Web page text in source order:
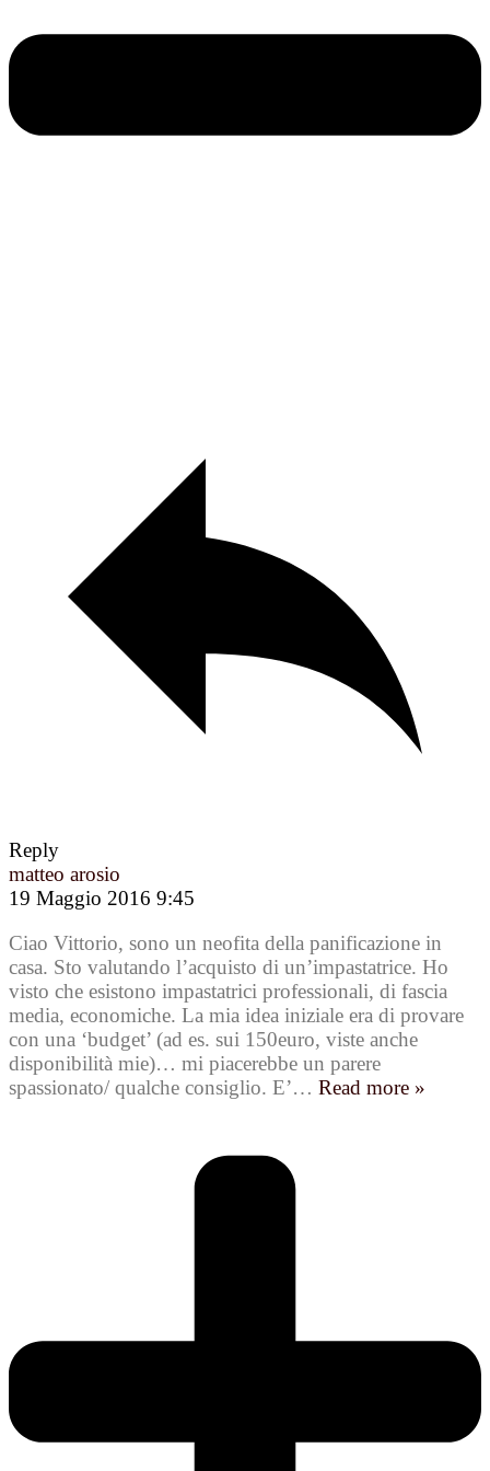
Reply
matteo arosio
19 Maggio 2016 9:45
Ciao Vittorio, sono un neofita della panificazione in
casa. Sto valutando l’acquisto di un’impastatrice. Ho
visto che esistono impastatrici professionali, di fascia
media, economiche. La mia idea iniziale era di provare
con una ‘budget’ (ad es. sui 150euro, viste anche
disponibilità mie)… mi piacerebbe un parere
spassionato/ qualche consiglio. E’… Read more »